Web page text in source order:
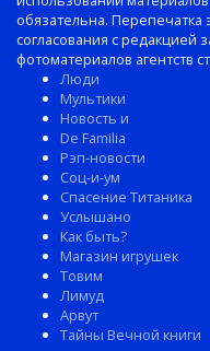
обязательна. Перепечатка
согласования с
фотоматериалов агентств
Люди
Мультики
Новость и
De Familia
Рэп-новости
Соц-и-ум
Спасение Титаника
Услышано
Как быть?
Магазин игрушек
Товим
Лимуд
Арвут
Тайны Вечной книги